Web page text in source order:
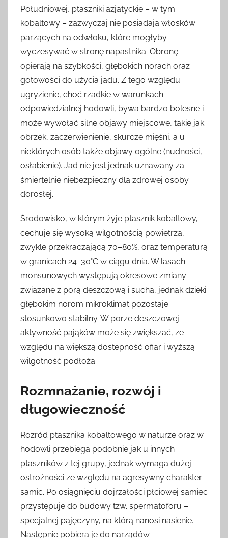
Południowej, ptaszniki azjatyckie – w tym
kobaltowy – zazwyczaj nie posiadają włosków
parzących na odwłoku, które mogłyby
wyczesywać w stronę napastnika. Obronę
opierają na szybkości, głębokich norach oraz
gotowości do użycia jadu. Z tego względu
ugryzienie, choć rzadkie w warunkach
odpowiedzialnej hodowli, bywa bardzo bolesne i
może wywołać silne objawy miejscowe, takie jak
obrzęk, zaczerwienienie, skurcze mięśni, a u
niektórych osób także objawy ogólne (nudności,
osłabienie). Jad nie jest jednak uznawany za
śmiertelnie niebezpieczny dla zdrowej osoby
dorosłej.
Środowisko, w którym żyje ptasznik kobaltowy,
cechuje się wysoką wilgotnością powietrza,
zwykle przekraczającą 70–80%, oraz temperaturą
w granicach 24–30°C w ciągu dnia. W lasach
monsunowych występują okresowe zmiany
związane z porą deszczową i suchą, jednak dzięki
głębokim norom mikroklimat pozostaje
stosunkowo stabilny. W porze deszczowej
aktywność pająków może się zwiększać, ze
względu na większą dostępność ofiar i wyższą
wilgotność podłoża.
Rozmnażanie, rozwój i
długowieczność
Rozród ptasznika kobaltowego w naturze oraz w
hodowli przebiega podobnie jak u innych
ptaszników z tej grupy, jednak wymaga dużej
ostrożności ze względu na agresywny charakter
samic. Po osiągnięciu dojrzałości płciowej samiec
przystępuje do budowy tzw. spermatoforu –
specjalnej pajęczyny, na którą nanosi nasienie.
Następnie pobiera je do narządów